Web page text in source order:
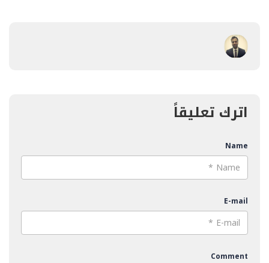
اترك تعليقاً
Name
E-mail
Comment